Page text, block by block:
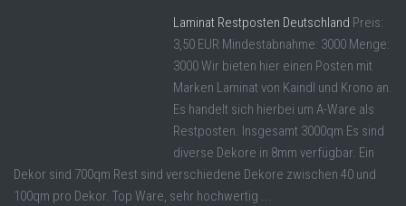
Laminat Restposten Deutschland Preis:
3,50 EUR Mindestabnahme: 3000 Menge:
3000 Wir bieten hier einen Posten mit
Marken Laminat von Kaindl und Krono an.
Es handelt sich hierbei um A-Ware als
Restposten. Insgesamt 3000qm Es sind
diverse Dekore in 8mm verfügbar. Ein
Dekor sind 700qm Rest sind verschiedene Dekore zwischen 40 und
100qm pro Dekor. Top Ware, sehr hochwertig ...